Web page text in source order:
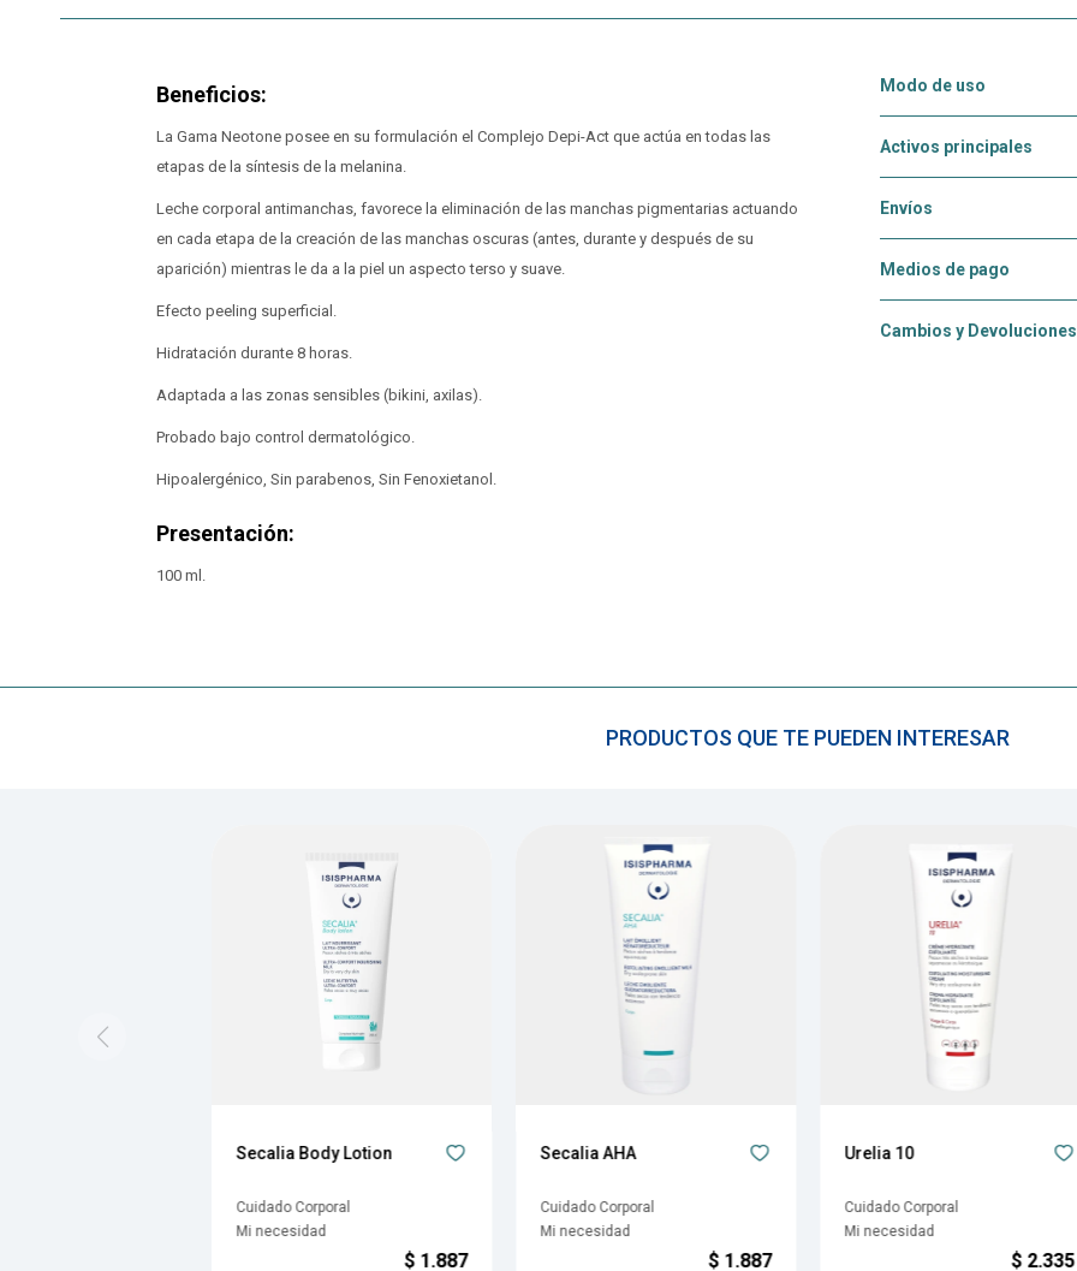
Beneficios:
La Gama Neotone posee en su formulación el Complejo Depi-Act que actúa en todas las
etapas de la síntesis de la melanina.
Leche corporal antimanchas, favorece la eliminación de las manchas pigmentarias actuando
en cada etapa de la creación de las manchas oscuras (antes, durante y después de su
aparición) mientras le da a la piel un aspecto terso y suave.
Efecto peeling superficial.
Hidratación durante 8 horas.
Adaptada a las zonas sensibles (bikini, axilas).
Probado bajo control dermatológico.
Hipoalergénico, Sin parabenos, Sin Fenoxietanol.
Presentación:
100 ml.
Modo de uso
Activos principales
Envíos
Medios de pago
Cambios y Devoluciones
PRODUCTOS QUE TE PUEDEN INTERESAR
Secalia Body Lotion
Cuidado Corporal
Mi necesidad
$ 1.887
Secalia AHA
Cuidado Corporal
Mi necesidad
$ 1.887
Urelia 10
Cuidado Corporal
Mi necesidad
$ 2.335